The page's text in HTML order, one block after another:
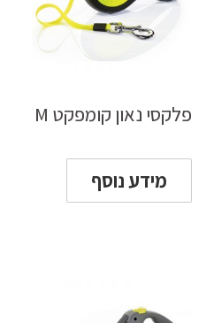
פלקסי נאון קומפקט M
מידע נוסף